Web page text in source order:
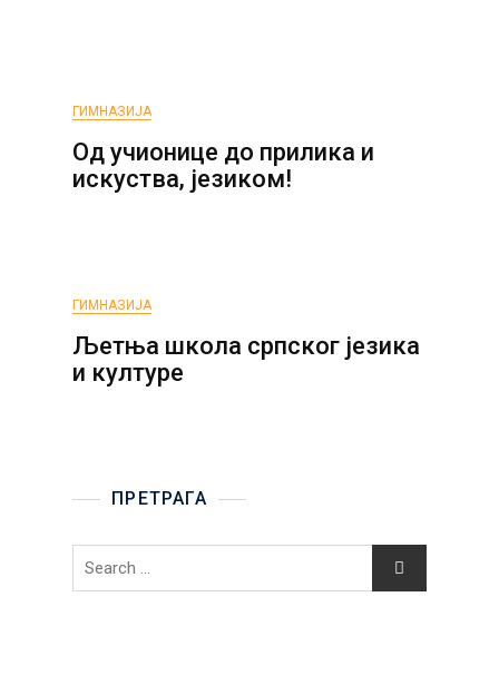
ГИМНАЗИЈА
Од учионице до прилика и
искуства, језиком!
ГИМНАЗИЈА
Љетња школа српског језика
и културе
ПРЕТРАГА
Search